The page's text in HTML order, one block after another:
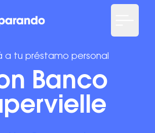
a tu préstamo personal
Banco